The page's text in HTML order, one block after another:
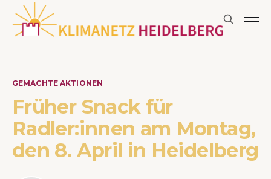
GEMACHTE AKTIONEN
Früher Snack für
Radler:innen am Montag,
den 8. April in Heidelberg